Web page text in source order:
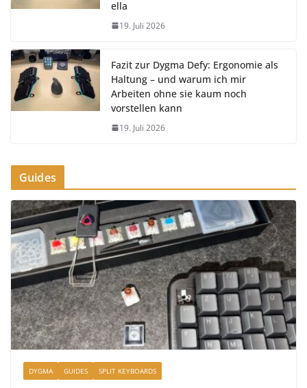
ella
19. Juli 2026
Fazit zur Dygma Defy: Ergonomie als
Haltung – und warum ich mir
Arbeiten ohne sie kaum noch
vorstellen kann
19. Juli 2026
Guides
DYGMA GUIDES SPLIT KEYBOARDS